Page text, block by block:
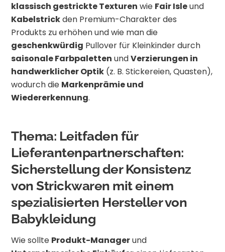
klassisch gestrickte Texturen wie Fair Isleund
Kabelstrickden Premium-Charakter des
Produkts zu erhöhen und wie man die
geschenkwürdig Pullover für Kleinkinder durch
saisonale Farbpaletten undVerzierungen in
handwerklicher Optik (z. B. Stickereien, Quasten),
wodurch die Markenprämie und
Wiedererkennung.
Thema: Leitfaden für
Lieferantenpartnerschaften:
Sicherstellung der Konsistenz
von Strickwaren mit einem
spezialisierten Hersteller von
Babykleidung
Wie sollte Produkt-Managerund